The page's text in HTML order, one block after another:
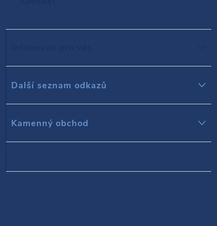
p
Další seznam odkazů
Kamenný obchod